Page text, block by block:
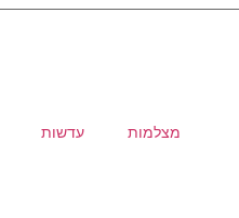
מצלמות עדשות